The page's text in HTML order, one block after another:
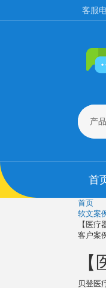
客服
产
首
首页
软文案
【医疗
客户案
贝登医